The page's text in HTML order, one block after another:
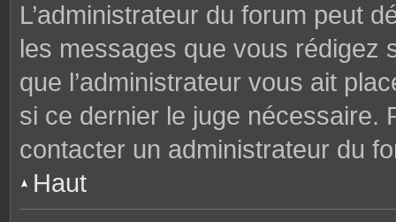
L’administrateur du forum peut
les messages que vous rédigez
que l’administrateur vous ait
si ce dernier le juge nécessaire.
contacter un administrateur du
Haut